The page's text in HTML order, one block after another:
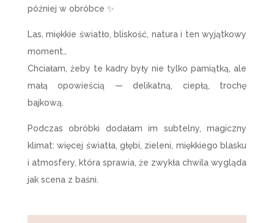
później w obróbce ✨
Las, miękkie światło, bliskość, natura i ten wyjątkowy
moment…
Chciałam, żeby te kadry były nie tylko pamiątką, ale
małą opowieścią — delikatną, ciepłą, trochę
bajkową.
Podczas obróbki dodałam im subtelny, magiczny
klimat: więcej światła, głębi, zieleni, miękkiego blasku
i atmosfery, która sprawia, że zwykła chwila wygląda
jak scena z baśni.